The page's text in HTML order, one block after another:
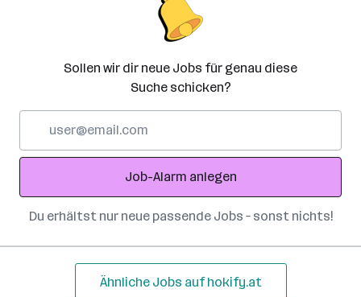
Sollen wir dir neue Jobs für genau diese
Suche schicken?
Adresse
Job-Alarm anlegen
Du erhältst nur neue passende Jobs – sonst nichts!
Ähnliche Jobs auf hokify.at